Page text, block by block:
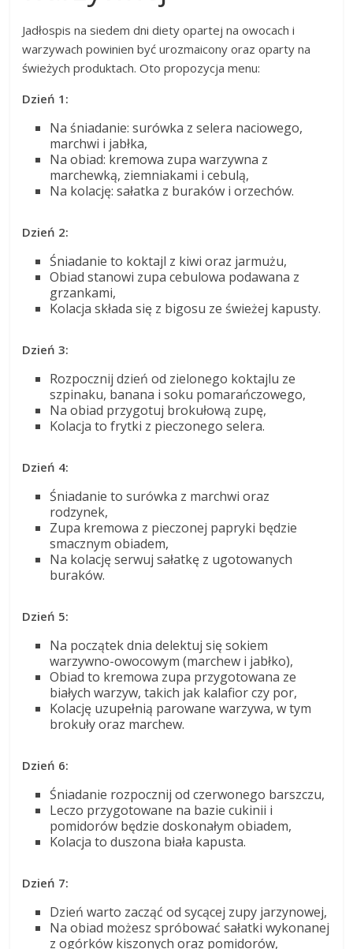
Jadłospis na siedem dni diety opartej na owocach i
warzywach powinien być urozmaicony oraz oparty na
świeżych produktach. Oto propozycja menu:
Dzień 1:
Na śniadanie: surówka z selera naciowego,
marchwi i jabłka,
Na obiad: kremowa zupa warzywna z
marchewką, ziemniakami i cebulą,
Na kolację: sałatka z buraków i orzechów.
Dzień 2:
Śniadanie to koktajl z kiwi oraz jarmużu,
Obiad stanowi zupa cebulowa podawana z
grzankami,
Kolacja składa się z bigosu ze świeżej kapusty.
Dzień 3:
Rozpocznij dzień od zielonego koktajlu ze
szpinaku, banana i soku pomarańczowego,
Na obiad przygotuj brokułową zupę,
Kolacja to frytki z pieczonego selera.
Dzień 4:
Śniadanie to surówka z marchwi oraz
rodzynek,
Zupa kremowa z pieczonej papryki będzie
smacznym obiadem,
Na kolację serwuj sałatkę z ugotowanych
buraków.
Dzień 5:
Na początek dnia delektuj się sokiem
warzywno-owocowym (marchew i jabłko),
Obiad to kremowa zupa przygotowana ze
białych warzyw, takich jak kalafior czy por,
Kolację uzupełnią parowane warzywa, w tym
brokuły oraz marchew.
Dzień 6:
Śniadanie rozpocznij od czerwonego barszczu,
Leczo przygotowane na bazie cukinii i
pomidorów będzie doskonałym obiadem,
Kolacja to duszona biała kapusta.
Dzień 7:
Dzień warto zacząć od sycącej zupy jarzynowej,
Na obiad możesz spróbować sałatki wykonanej
z ogórków kiszonych oraz pomidorów,